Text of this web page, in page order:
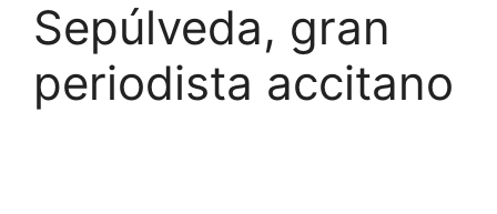
Sepúlveda, gran
periodista accitano